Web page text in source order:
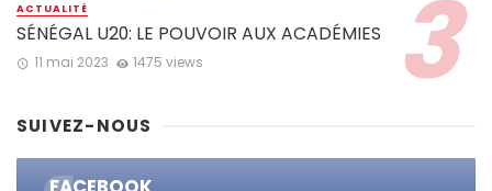
ACTUALITÉ
SÉNÉGAL U20: LE POUVOIR AUX ACADÉMIES
11 mai 2023 1475 views
SUIVEZ-NOUS